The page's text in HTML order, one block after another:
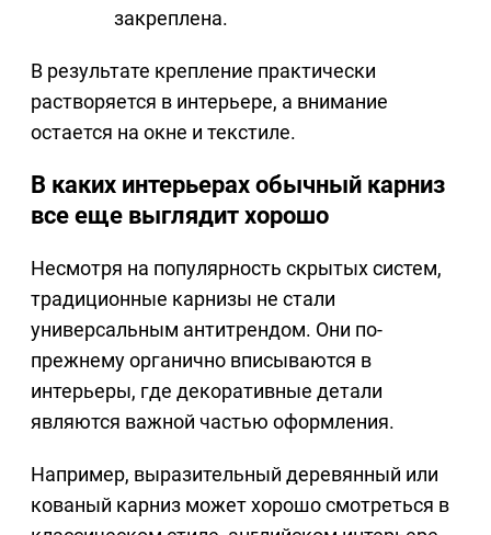
закреплена.
В результате крепление практически
растворяется в интерьере, а внимание
остается на окне и текстиле.
В каких интерьерах обычный карниз
все еще выглядит хорошо
Несмотря на популярность скрытых систем,
традиционные карнизы не стали
универсальным антитрендом. Они по-
прежнему органично вписываются в
интерьеры, где декоративные детали
являются важной частью оформления.
Например, выразительный деревянный или
кованый карниз может хорошо смотреться в